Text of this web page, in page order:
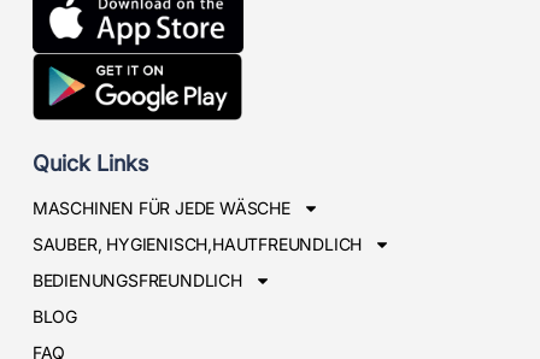
Quick Links
MASCHINEN FÜR JEDE WÄSCHE
SAUBER, HYGIENISCH,HAUTFREUNDLICH
BEDIENUNGSFREUNDLICH
BLOG
FAQ